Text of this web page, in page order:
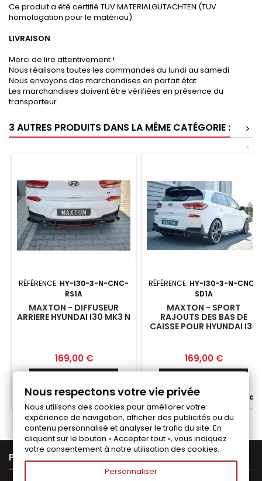
Ce produit a été certifié TUV MATERIALGUTACHTEN (TUV
homologation pour le matériau).
LIVRAISON
Merci de lire attentivement !
Nous réalisons toutes les commandes du lundi au samedi
Nous envoyons des marchandises en parfait état
Les marchandises doivent être vérifiées en présence du
transporteur
3 AUTRES PRODUITS DANS LA MÊME CATÉGORIE :
>
<
RÉFÉRENCE: HY-I30-3-N-CNC-
RS1A
MAXTON - DIFFUSEUR
ARRIERE HYUNDAI I30 MK3 N
Prix
169,00 €
Fabriqué a la commande
RÉFÉRENCE: HY-I30-3-N-CNC-
SD1A
MAXTON - SPORT
RAJOUTS DES BAS DE
CAISSE POUR HYUNDAI I30
Prix
169,00 €
Fabriqué a la commande
PRODUITS
Nous respectons votre vie privée
Nous utilisons des cookies pour améliorer votre
expérience de navigation, afficher des publicités ou du
contenu personnalisé et analyser le trafic du site. En
cliquant sur le bouton « Accepter tout », vous indiquez
votre consentement à notre utilisation des cookies.
Personnaliser